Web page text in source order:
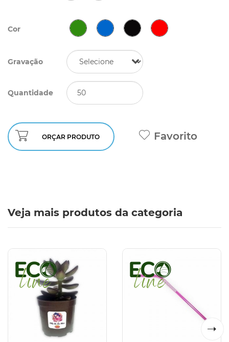
Cor
Gravação
Quantidade
ORÇAR PRODUTO Favorito
Veja mais produtos da categoria